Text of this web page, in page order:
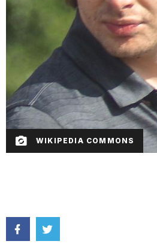
WIKIPEDIA COMMONS